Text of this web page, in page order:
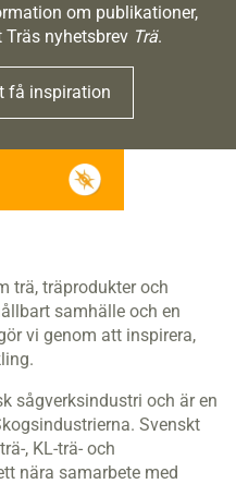
om publikationer,
nyhetsbrev Trä.
få inspiration
trä, träprodukter och
samhälle och en
vi genom att inspirera,
sågverksindustri och är en
Svenskt
, KL-trä- och
nära samarbete med